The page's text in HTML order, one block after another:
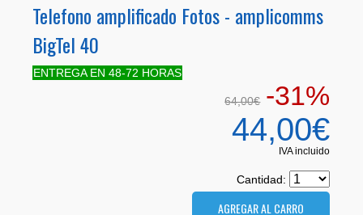
Telefono amplificado Fotos - amplicomms
BigTel 40
ENTREGA EN 48-72 HORAS
64,00€ -31%
44,00€
IVA incluido
Cantidad: